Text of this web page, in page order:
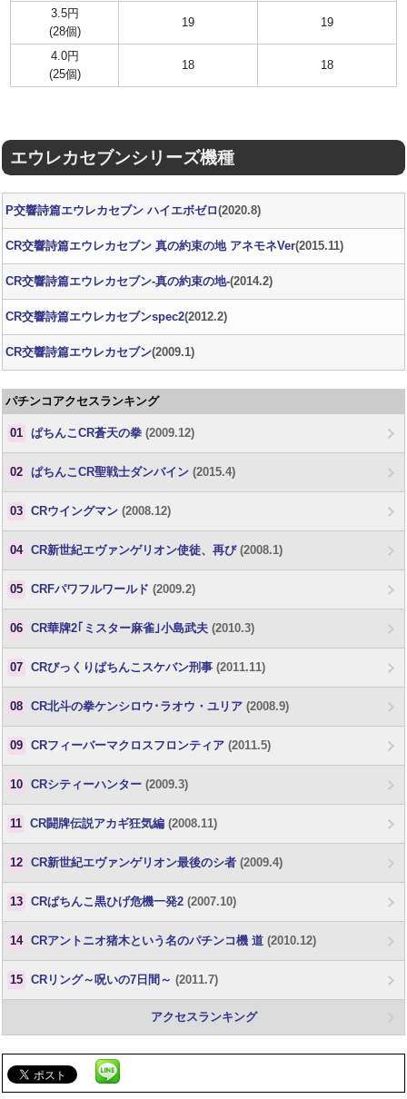
3.5円
(28個)
19 19
4.0円
(25個)
18 18
エウレカセブンシリーズ機種
P交響詩篇エウレカセブン ハイエボゼロ(2020.8)
CR交響詩篇エウレカセブン 真の約束の地 アネモネVer(2015.11)
CR交響詩篇エウレカセブン-真の約束の地-(2014.2)
CR交響詩篇エウレカセブンspec2(2012.2)
CR交響詩篇エウレカセブン(2009.1)
パチンコアクセスランキング
01 ぱちんこCR蒼天の拳 (2009.12)
02 ぱちんこCR聖戦士ダンバイン (2015.4)
03 CRウイングマン (2008.12)
04 CR新世紀エヴァンゲリオン使徒、再び (2008.1)
05 CRFパワフルワールド (2009.2)
06 CR華牌2｢ミスター麻雀｣小島武夫 (2010.3)
07 CRびっくりぱちんこスケバン刑事 (2011.11)
08 CR北斗の拳ケンシロウ･ラオウ・ユリア (2008.9)
09 CRフィーバーマクロスフロンティア (2011.5)
10 CRシティーハンター (2009.3)
11 CR闘牌伝説アカギ狂気編 (2008.11)
12 CR新世紀エヴァンゲリオン最後のシ者 (2009.4)
13 CRぱちんこ黒ひげ危機一発2 (2007.10)
14 CRアントニオ猪木という名のパチンコ機 道 (2010.12)
15 CRリング～呪いの7日間～ (2011.7)
アクセスランキング